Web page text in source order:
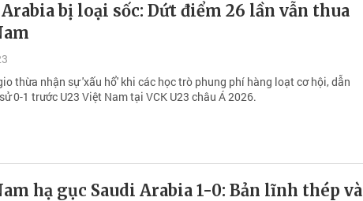
Arabia bị loại sốc: Dứt điểm 26 lần vẫn thua
thừa nhận sự 'xấu hổ' khi các học trò phung phí hàng loạt cơ hội, dẫn
0-1 trước U23 Việt Nam tại VCK U23 châu Á 2026.
hạ gục Saudi Arabia 1-0: Bản lĩnh thép và